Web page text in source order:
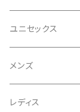
ユニセックス
メンズ
レディス